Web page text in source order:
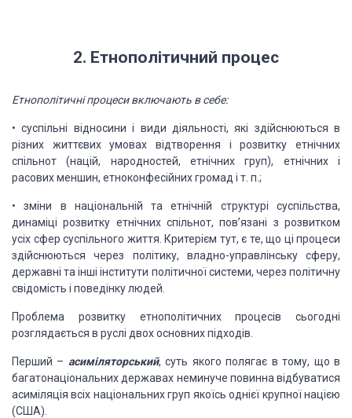
2. Етнополітичний процес
Етнополітичніпроцеси включають в себе:
• суспільні відносини і види діяльності, які здійснюються в
різних життєвих умовах відтворення і розвитку етнічних
спільнот (націй, народностей, етнічних груп), етнічних і
расових меншин, етноконфесійних громад і т. п.;
• зміни в національній та етнічній структурі суспільства,
динаміці розвитку етнічних спільнот, пов’язані з розвитком
усіх сфер суспільного життя. Критерієм тут, є те, що ці процеси
здійснюються через політику, владно-управлінськусферу,
державні та інші інститути політичної системи, через політичну
свідомість і поведінку людей.
Проблема розвитку етнополітичних процесів сьогодні
розглядається в руслі двох основних підходів.
Перший – асиміляторський, суть якого полягає в тому, що в
багатонаціональних державах неминуче повинна відбуватися
асиміляція всіх національних груп якоїсь однієї крупної нацією
(США).